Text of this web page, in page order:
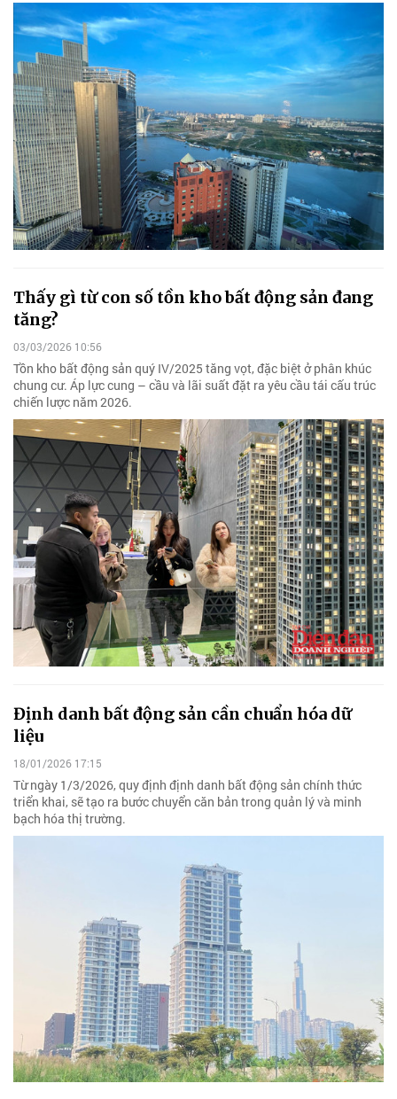
Thấy gì từ con số tồn kho bất động sản đang
tăng?
03/03/2026 10:56
Tồn kho bất động sản quý IV/2025 tăng vọt, đặc biệt ở phân khúc
chung cư. Áp lực cung – cầu và lãi suất đặt ra yêu cầu tái cấu trúc
chiến lược năm 2026.
Định danh bất động sản cần chuẩn hóa dữ
liệu
18/01/2026 17:15
Từ ngày 1/3/2026, quy định định danh bất động sản chính thức
triển khai, sẽ tạo ra bước chuyển căn bản trong quản lý và minh
bạch hóa thị trường.